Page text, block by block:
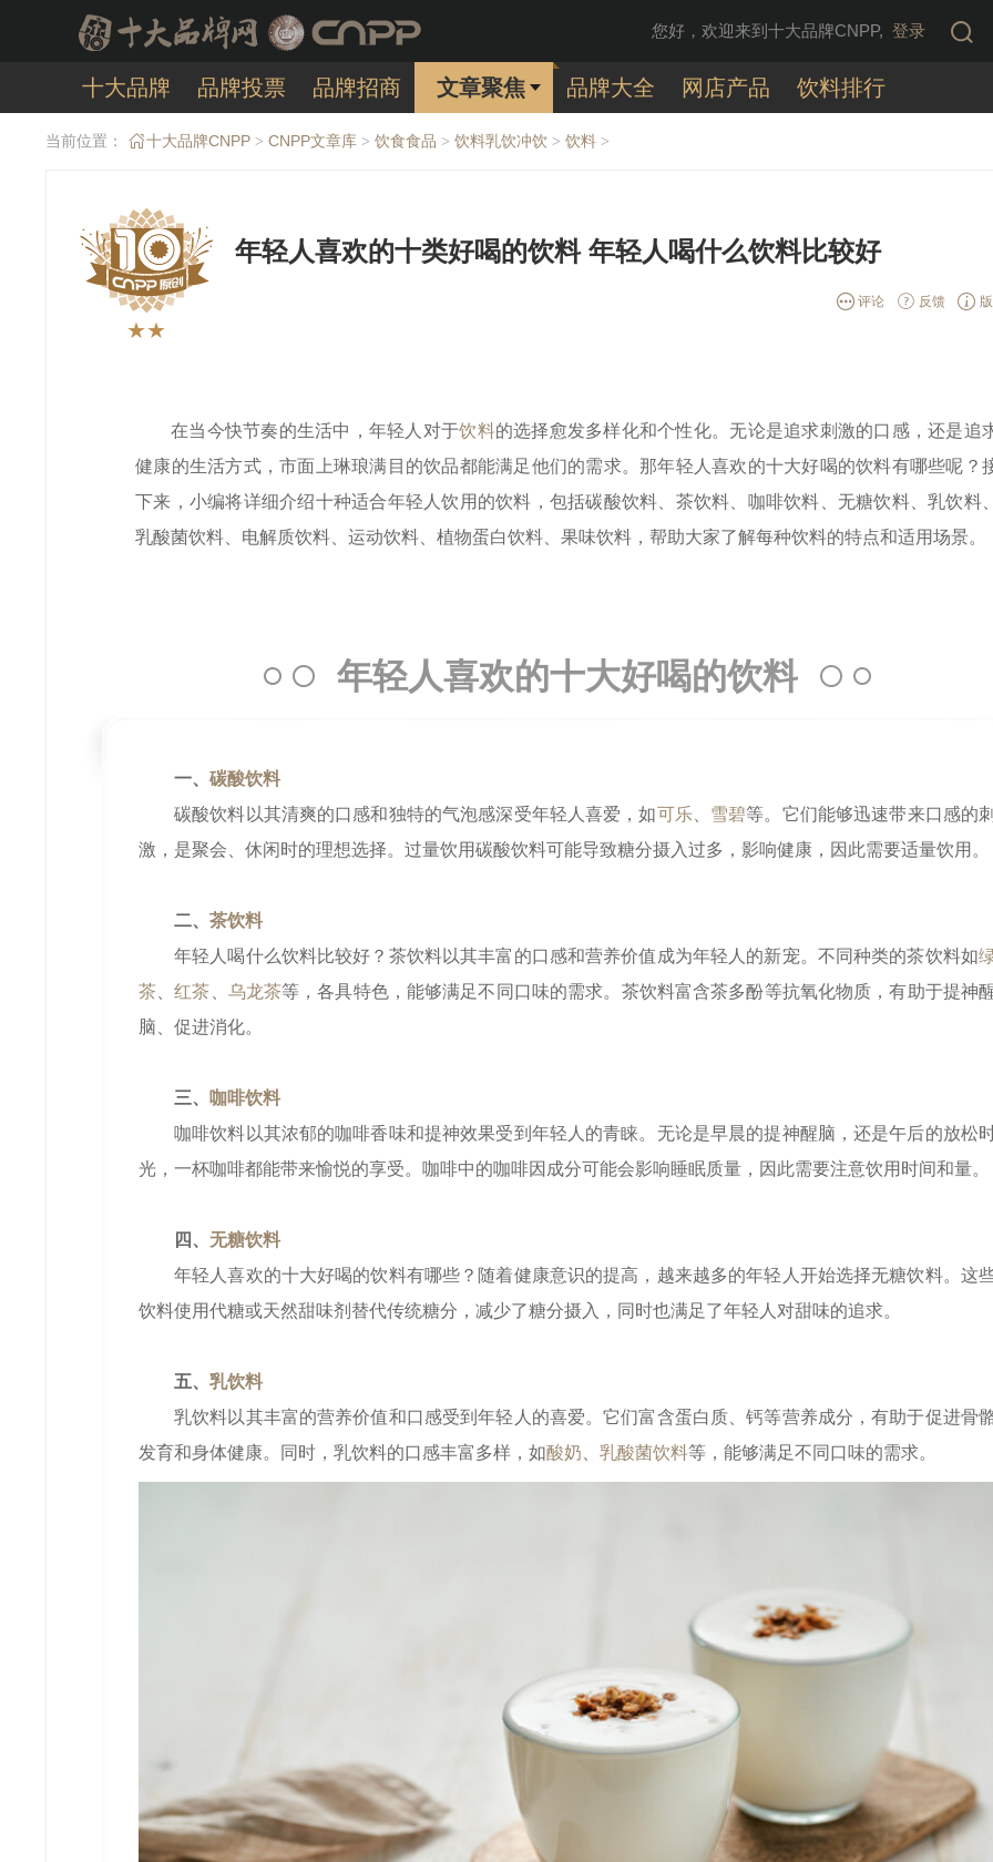
您好，欢迎来到十大品牌CNPP, 登录
十大品牌 品牌投票 品牌招商 文章聚焦 品牌大全 网店产品 饮料排行
当前位置： 十大品牌CNPP > CNPP文章库 > 饮食食品 > 饮料乳饮冲饮 > 饮料 >
★★
年轻人喜欢的十类好喝的饮料 年轻人喝什么饮料比较好
评论 反馈
在当今快节奏的生活中，年轻人对于饮料的选择愈发多样化和个性化。无论是追求刺激的口感，还是追
健康的生活方式，市面上琳琅满目的饮品都能满足他们的需求。那年轻人喜欢的十大好喝的饮料有哪些呢？
下来，小编将详细介绍十种适合年轻人饮用的饮料，包括碳酸饮料、茶饮料、咖啡饮料、无糖饮料、乳饮料、
乳酸菌饮料、电解质饮料、运动饮料、植物蛋白饮料、果味饮料，帮助大家了解每种饮料的特点和适用场景。
年轻人喜欢的十大好喝的饮料
一、 碳酸饮料
碳酸饮料以其清爽的口感和独特的气泡感深受年轻人喜爱，如可乐、 雪碧等。它们能够迅速带来口感的刺
激，是聚会、休闲时的理想选择。过量饮用碳酸饮料可能导致糖分摄入过多，影响健康，因此需要适量饮用。
二、 茶饮料
年轻人喝什么饮料比较好？茶饮料以其丰富的口感和营养价值成为年轻人的新宠。不同种类的茶饮料如
茶 、红茶 乌龙茶等，各具特色，能够满足不同口味的需求。茶饮料富含茶多酚等抗氧化物质，有助于提神
脑、促进消化。
三、
咖啡饮料
咖啡饮料以其浓郁的咖啡香味和提神效果受到年轻人的青睐。无论是早晨的提神醒脑，还是午后的放松
光，一杯咖啡都能带来愉悦的享受。咖啡中的咖啡因成分可能会影响睡眠质量，因此需要注意饮用时间和量。
四、 无糖饮料
年轻人喜欢的十大好喝的饮料有哪些？随着健康意识的提高，越来越多的年轻人开始选择无糖饮料。这
饮料使用代糖或天然甜味剂替代传统糖分，减少了糖分摄入，同时也满足了年轻人对甜味的追求。
五、 乳饮料
乳饮料以其丰富的营养价值和口感受到年轻人的喜爱。它们富含蛋白质、钙等营养成分，有助于促进骨
发育和身体健康。同时，乳饮料的口感丰富多样，如酸奶 乳酸菌饮料等，能够满足不同口味的需求。